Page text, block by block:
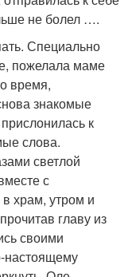
не болел ….
Специально
пожелала маме
время,
знакомые
к
слова.
светлой
с
храм, утром и
главу из
своими
настоящему